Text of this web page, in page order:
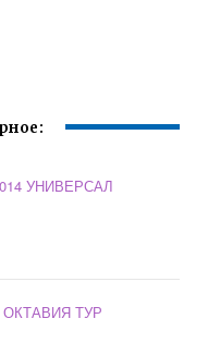
УНИВЕРСАЛ
ТУР